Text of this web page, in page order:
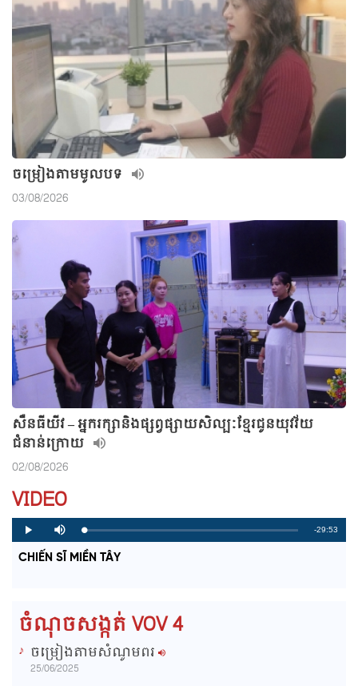
ចម្រៀងតាមមូលបទ
03/08/2026
សឺនធីយីវ – អ្នករក្សានិងផ្សព្វផ្សាយសិល្បៈខ្មែរជូនយុវវ័យ
ជំនាន់ក្រោយ
02/08/2026
VIDEO
P
l
y
M
u
e
L
o
a
d
P
r
o
g
R
-29:53
CHIẾN SĨ MIỀN TÂY
ចំណុចសង្កត់ VOV 4
ចម្រៀងតាមសំណូមពរ
25/06/2025